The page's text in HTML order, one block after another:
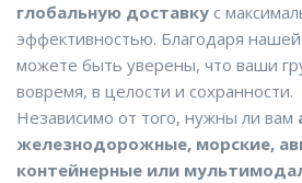
глобальную доставку с
эффективностью. Благодаря
можете быть уверены, что ваши
вовремя, в целости и сохранности.
Независимо от того, нужны ли вам
железнодорожные, морские,
контейнерные или